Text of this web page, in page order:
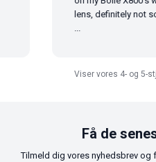
lens, definitely not
Viser vores 4- og 5-
Få de
Tilmeld dig vores nyhedsbrev og